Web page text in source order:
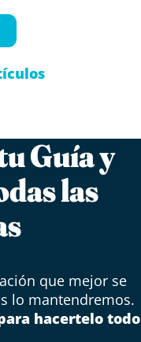
Guía y
las
que mejor se
lo mantendremos.
hacertelo todo